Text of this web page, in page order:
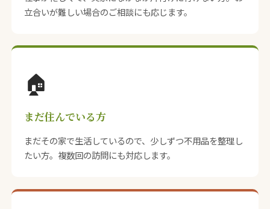
立合いが難しい場合のご相談にも応じます。
🏠
まだ住んでいる方
まだその家で生活しているので、少しずつ不用品を整理し
たい方。複数回の訪問にも対応します。